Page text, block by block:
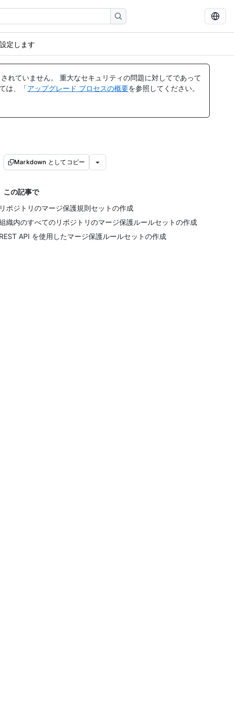
定します
れていません。 重大なセキュリティの問題に対してであって
は、「アップグレード プロセスの概要を参照してください。
Markdown としてコピー
この記事で
リポジトリのマージ保護規則セットの作成
織内のすべてのリポジトリのマージ保護ルールセットの作成
REST API を使用したマージ保護ルールセットの作成